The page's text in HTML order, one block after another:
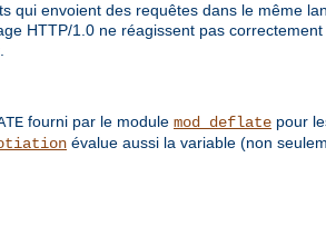
qui envoient des requêtes dans le même
HTTP/1.0 ne réagissent pas
fourni par le module mod_deflate pour
évalue aussi la variable (non